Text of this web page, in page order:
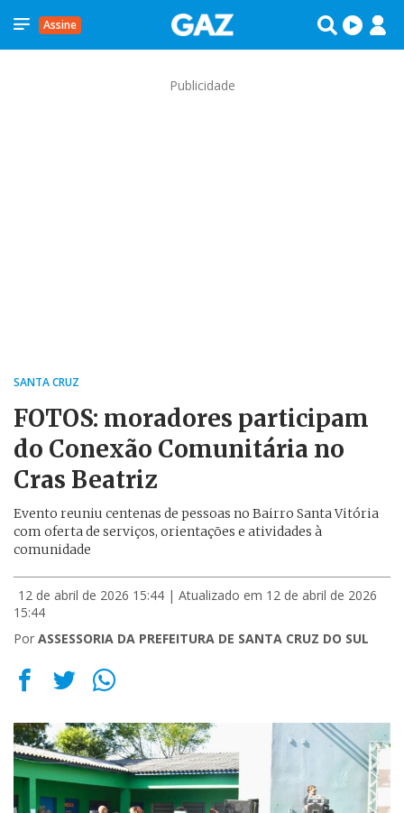
Assine
Publicidade
SANTA CRUZ
FOTOS: moradores participam
do Conexão Comunitária no
Cras Beatriz
Evento reuniu centenas de pessoas no Bairro Santa Vitória
com oferta de serviços, orientações e atividades à
comunidade
12 de abril de 2026 15:44 | Atualizado em 12 de abril de 2026
15:44
Por ASSESSORIA DA PREFEITURA DE SANTA CRUZ DO SUL